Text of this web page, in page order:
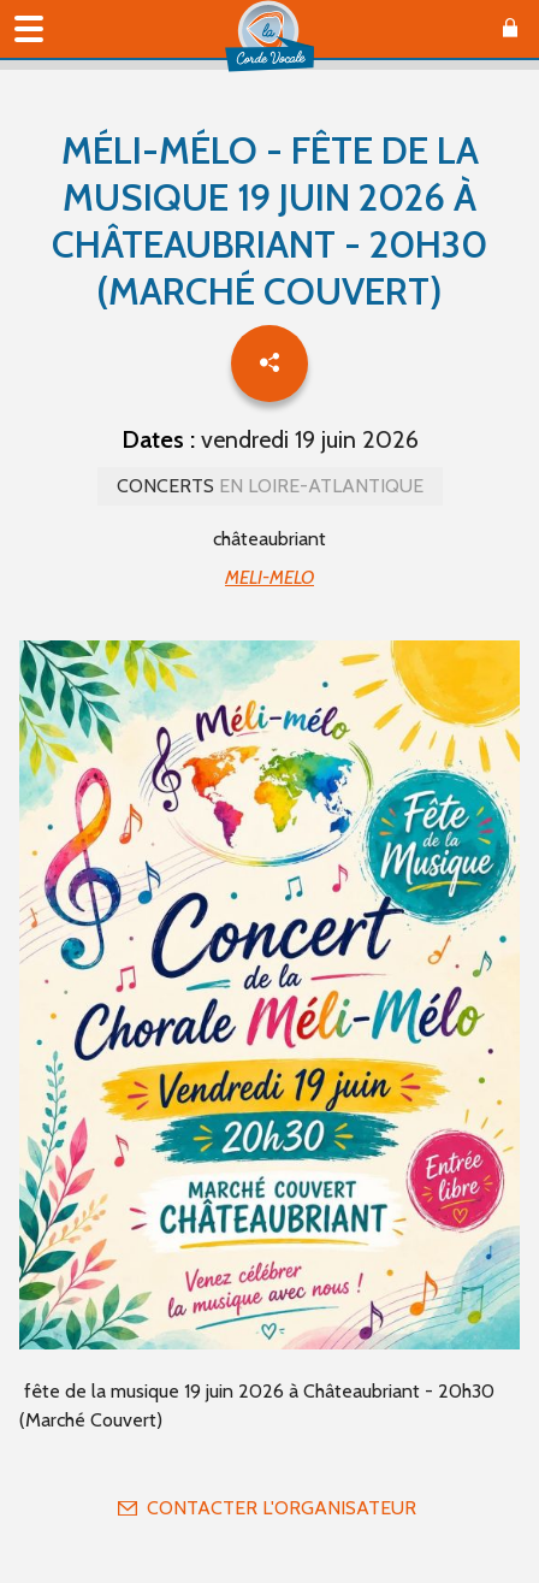
MÉLI-MÉLO - FÊTE DE LA
MUSIQUE 19 JUIN 2026 À
CHÂTEAUBRIANT - 20H30
(MARCHÉ COUVERT)
Dates :vendredi 19 juin 2026
CONCERTS EN LOIRE-ATLANTIQUE
châteaubriant
MELI-MELO
fête de la musique 19 juin 2026 à Châteaubriant - 20h30
(Marché Couvert)
CONTACTER L'ORGANISATEUR